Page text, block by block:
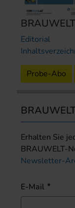
Editorial
Probe-Abo
Erhalten Sie
BRAUWELT-
Newsletter-
E-Mail